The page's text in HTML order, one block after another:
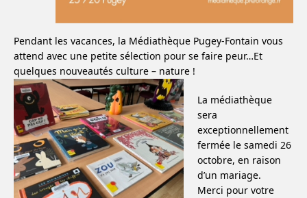
Pendant les vacances, la Médiathèque Pugey-Fontain vous
attend avec une petite sélection pour se faire peur…Et
quelques nouveautés culture – nature !
La médiathèque
sera
exceptionnellement
fermée le samedi 26
octobre, en raison
d’un mariage.
Merci pour votre